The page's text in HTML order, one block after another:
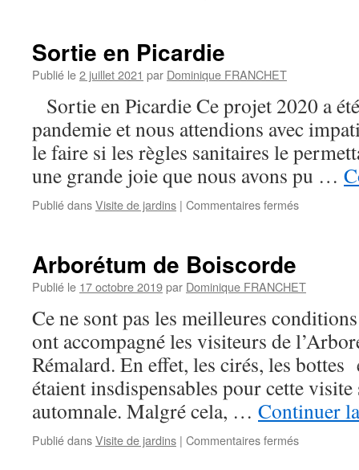
Sortie en Picardie
Publié le2 juillet 2021 par Dominique FRANCHET
Sortie en Picardie Ce projet 2020 a
pandemie et nous attendions avec
le faire si les règles sanitaires le
une grande joie que nous avons pu …
Publié dansVisite de jardins | Commentaires ferméssur
Arborétum de Boiscorde
Publié le 17 octobre 2019par Dominique FRANCHET
Ce ne sont pas les meilleures
ont accompagné les visiteurs de
Rémalard. En effet, les cirés, les bottes
étaient insdispensables pour cette
automnale. Malgré cela, … Continuer
Publié dansVisite de jardins | Commentaires ferméssur